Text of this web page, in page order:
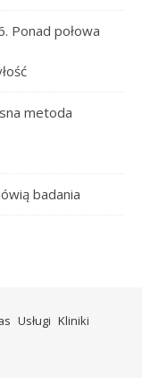
Ponad połowa
metoda
badania
Usługi Kliniki